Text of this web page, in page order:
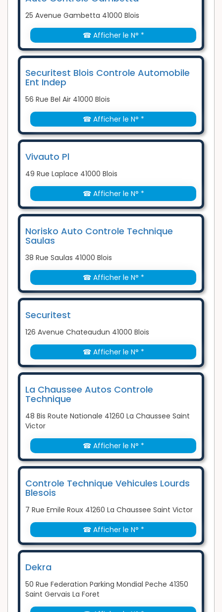
25 Avenue Gambetta 41000 Blois
☎ Afficher le N° *
Securitest Blois Controle Automobile
Ent Indep
56 Rue Bel Air 41000 Blois
☎ Afficher le N° *
Vivauto Pl
49 Rue Laplace 41000 Blois
☎ Afficher le N° *
Norisko Auto Controle Technique
Saulas
38 Rue Saulas 41000 Blois
☎ Afficher le N° *
Securitest
126 Avenue Chateaudun 41000 Blois
☎ Afficher le N° *
La Chaussee Autos Controle
Technique
48 Bis Route Nationale 41260 La Chaussee Saint
Victor
☎ Afficher le N° *
Controle Technique Vehicules Lourds
Blesois
7 Rue Emile Roux 41260 La Chaussee Saint Victor
☎ Afficher le N° *
Dekra
50 Rue Federation Parking Mondial Peche 41350
Saint Gervais La Foret